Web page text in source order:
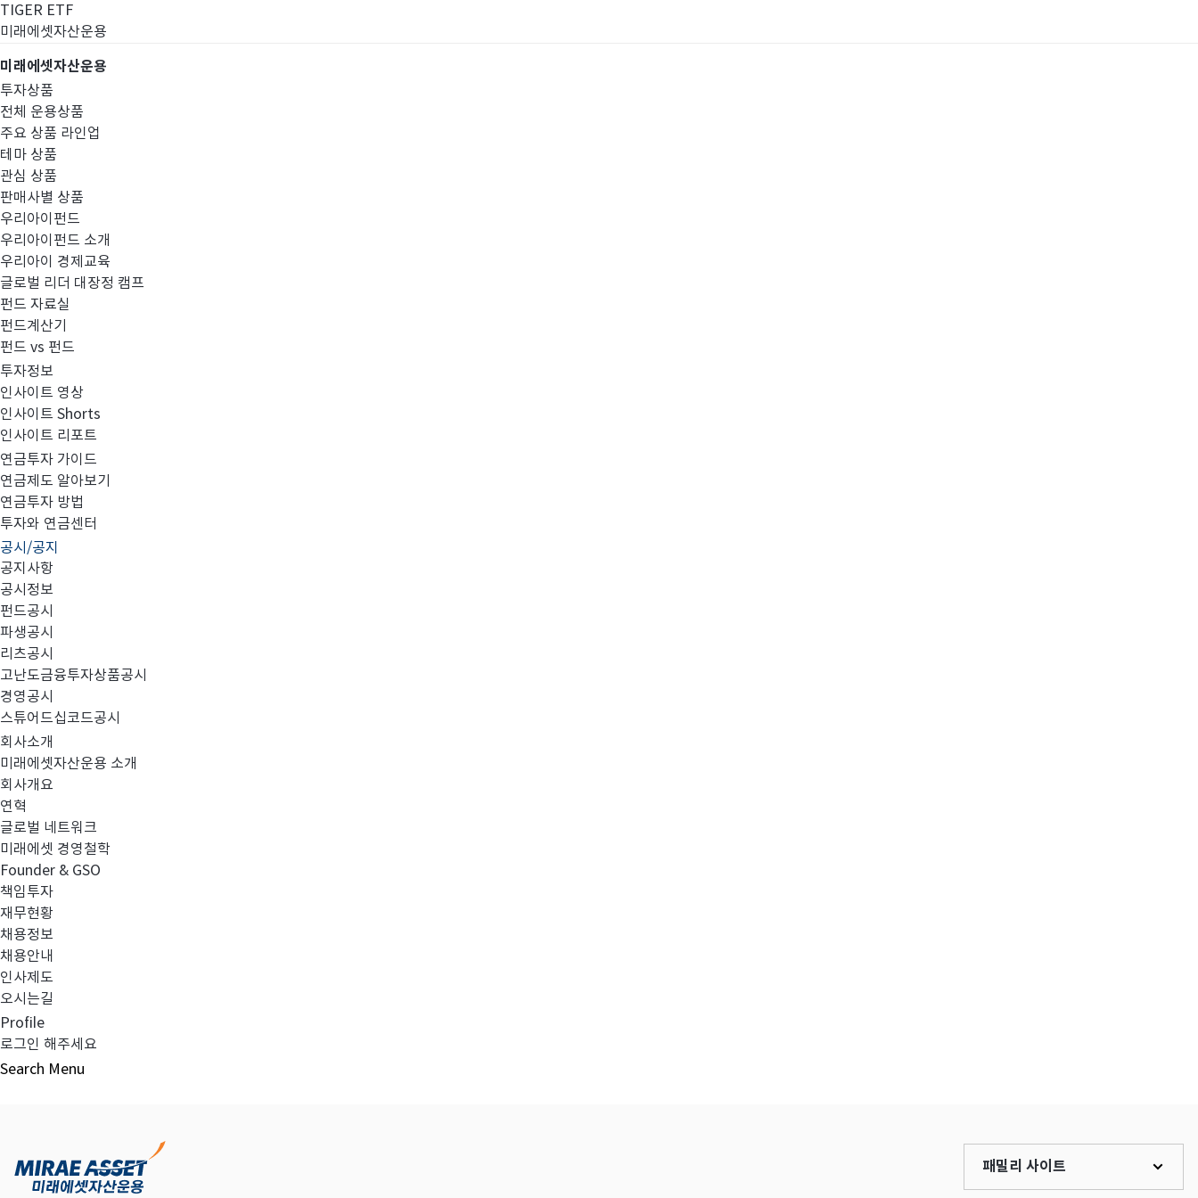
TIGER ETF
미래에셋자산운용
미래에셋자산운용
투자상품
전체 운용상품
주요 상품 라인업
테마 상품
관심 상품
판매사별 상품
우리아이펀드
우리아이펀드 소개
우리아이 경제교육
글로벌 리더 대장정 캠프
펀드 자료실
펀드계산기
펀드 vs 펀드
투자정보
인사이트 영상
인사이트 Shorts
인사이트 리포트
연금투자 가이드
연금제도 알아보기
연금투자 방법
투자와 연금센터
공시/공지
공지사항
공시정보
펀드공시
파생공시
리츠공시
고난도금융투자상품공시
경영공시
스튜어드십코드공시
회사소개
미래에셋자산운용 소개
회사개요
연혁
글로벌 네트워크
미래에셋 경영철학
Founder & GSO
책임투자
재무현황
채용정보
채용안내
인사제도
오시는길
Profile
로그인 해주세요
Search Menu
고난도금융투자상품
고난도금융투자상품_공시_20220324
이전글
다음글
목록보기
패밀리 사이트